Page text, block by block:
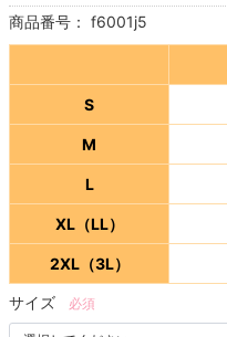
商品番号： f6001j5
S
M
L
XL（LL）
2XL（3L）
サイズ 必須